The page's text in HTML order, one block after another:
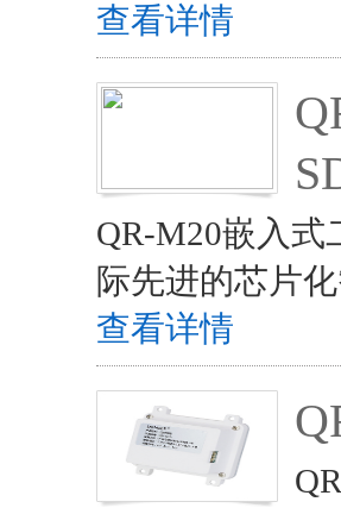
查看详情
QR-M20嵌入
际先进的芯片
查看详情